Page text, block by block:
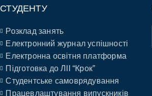
СТУДЕНТУ
Розклад занять
Електронний журнал успішності
Електронна освітня платформа
Підготовка до ЛІІ “Крок”
Студентське самоврядування
Працевлаштування випускників